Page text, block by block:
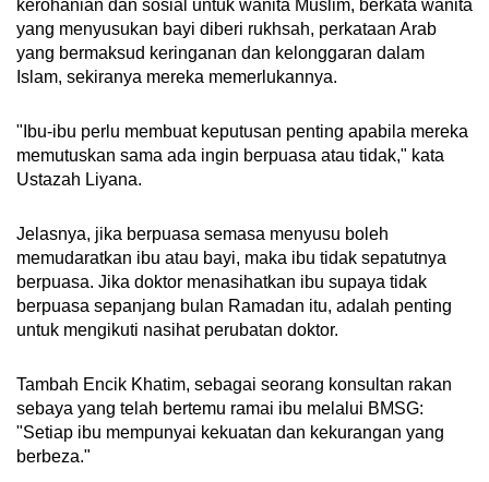
kerohanian dan sosial untuk wanita Muslim, berkata wanita
yang menyusukan bayi diberi rukhsah, perkataan Arab
yang bermaksud keringanan dan kelonggaran dalam
Islam, sekiranya mereka memerlukannya.
"Ibu-ibu perlu membuat keputusan penting apabila mereka
memutuskan sama ada ingin berpuasa atau tidak," kata
Ustazah Liyana.
Jelasnya, jika berpuasa semasa menyusu boleh
memudaratkan ibu atau bayi, maka ibu tidak sepatutnya
berpuasa. Jika doktor menasihatkan ibu supaya tidak
berpuasa sepanjang bulan Ramadan itu, adalah penting
untuk mengikuti nasihat perubatan doktor.
Tambah Encik Khatim, sebagai seorang konsultan rakan
sebaya yang telah bertemu ramai ibu melalui BMSG:
"Setiap ibu mempunyai kekuatan dan kekurangan yang
berbeza."